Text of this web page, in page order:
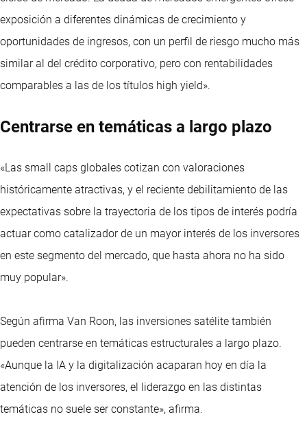
exposición a diferentes dinámicas de crecimiento y
oportunidades de ingresos, con un perfil de riesgo mucho más
similar al del crédito corporativo, pero con rentabilidades
comparables a las de los títulos high yield».
Centrarse en temáticas a largo plazo
«Las small caps globales cotizan con valoraciones
históricamente atractivas, y el reciente debilitamiento de las
expectativas sobre la trayectoria de los tipos de interés podría
actuar como catalizador de un mayor interés de los inversores
en este segmento del mercado, que hasta ahora no ha sido
muy popular».
Según afirma Van Roon, las inversiones satélite también
pueden centrarse en temáticas estructurales a largo plazo.
«Aunque la IA y la digitalización acaparan hoy en día la
atención de los inversores, el liderazgo en las distintas
temáticas no suele ser constante», afirma.